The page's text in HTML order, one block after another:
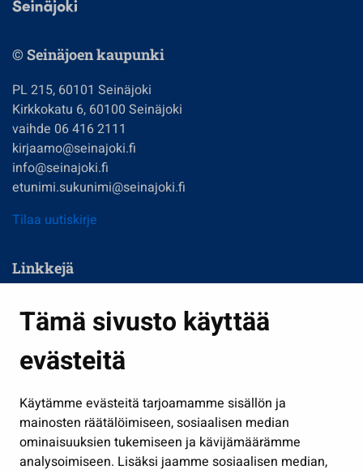
Tämä sivusto käyttää
evästeitä
Käytämme evästeitä tarjoamamme sisällön ja
mainosten räätälöimiseen, sosiaalisen median
ominaisuuksien tukemiseen ja kävijämäärämme
analysoimiseen. Lisäksi jaamme sosiaalisen median,
© Seinäjoen kaupunki
PL 215, 60101 Seinäjoki
Kirkkokatu 6, 60100 Seinäjoki
vaihde 06 416 2111
kirjaamo@seinajoki.fi
info@seinajoki.fi
etunimi.sukunimi@seinajoki.fi
Tilaa uutiskirje
Linkkejä
Kasvatus ja opetus
Kulttuuri ja liikunta
Työ ja yrittäminen
Osallistu ja asioi
Näytä omat evästeasetukseni